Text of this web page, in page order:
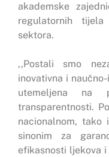
akademske
regulatornih
sektora.
,,Postali smo
inovativna i
utemeljena na
transparentnosti.
nacionalnom, tako
sinonim za
efikasnosti ljekova